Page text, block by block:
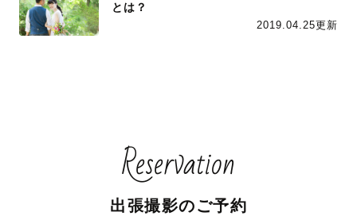
とは？
2019.04.25更新
Reservation
出張撮影のご予約